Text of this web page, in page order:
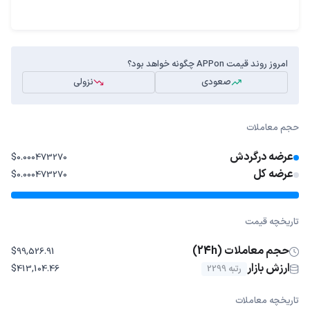
امروز روند قیمت APPon چگونه خواهد بود؟
صعودی
نزولی
حجم معاملات
عرضه درگردش $0.000473270
عرضه کل $0.000473270
تاریخچه قیمت
حجم معاملات (24h) $99,526.91
ارزش بازار رتبه 2299 $413,104.46
تاریخچه معاملات